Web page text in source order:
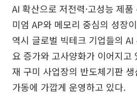
AI 확산으로 저전력·고성능 제
미엄 AP와 메모리 중심의 성장
역시 글로벌 빅테크 기업들의
요 증가와 고사양화가 이어지고
재 구미 사업장의 반도체기판
가동에 가깝게 운영하고 있다.